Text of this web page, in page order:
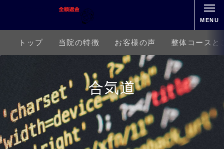
MENU
トップ 当院の特徴 お客様の声 整体コースと
合気道